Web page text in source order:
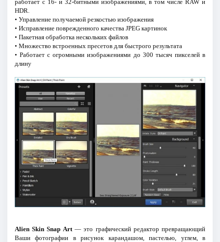
работает с 16- и 32-битными изображениями, в том числе RAW и
HDR.
• Управление получаемой резкостью изображения
• Исправление поврежденного качества JPEG картинок
• Пакетная обработка нескольких файлов
• Множество встроенных пресетов для быстрого результата
• Работает с огромными изображениями до 300 тысяч пикселей в
длину
Alien Skin Snap Art— это графический редактор превращающий
Ваши фотографии в рисунок карандашом, пастелью, углем, в